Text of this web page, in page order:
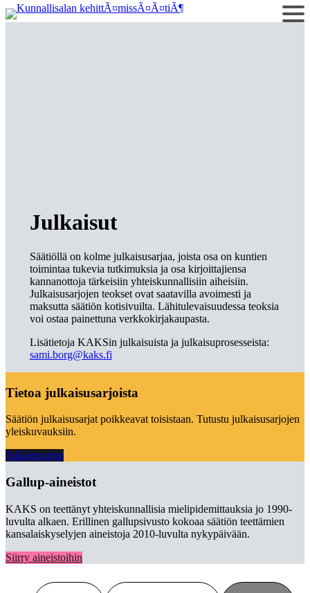
Siirry
sisältöön
Julkaisut
Säätiöllä on kolme julkaisusarjaa, joista osa on kuntien
toimintaa tukevia tutkimuksia ja osa kirjoittajiensa
kannanottoja tärkeisiin yhteiskunnallisiin aiheisiin.
Julkaisusarjojen teokset ovat saatavilla avoimesti ja
maksutta säätiön kotisivuilta. Lähitulevaisuudessa teoksia
voi ostaa painettuna verkkokirjakaupasta.
Lisätietoja KAKSin julkaisuista ja julkaisuprosesseista:
sami.borg@kaks.fi
Tietoa julkaisusarjoista
Säätiön julkaisusarjat poikkeavat toisistaan. Tutustu julkaisusarjojen
yleiskuvauksiin.
Julkaisusarjat
Gallup-aineistot
KAKS on teettänyt yhteiskunnallisia mielipidemittauksia jo 1990-
luvulta alkaen. Erillinen gallupsivusto kokoaa säätiön teettämien
kansalaiskyselyjen aineistoja 2010-luvulta nykypäivään.
Siirry aineistoihin